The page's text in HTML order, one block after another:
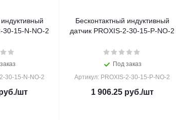
30-15-N-NO-2
30-15-N-NO-2
/шт
Бесконтактный индуктивный
датчик PROXIS-2-30-15-P-NO-2
Под заказ
Артикул: PROXIS-2-30-15-P-NO-2
1 906.25руб./шт